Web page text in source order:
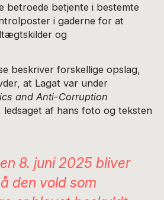
betroede betjente i bestemte
i gaderne for at
og
beskriver forskellige opslag,
at Lagat var under
and Anti-Corruption
ledsaget af hans foto og teksten
8. juni 2025 bliver
den vold som